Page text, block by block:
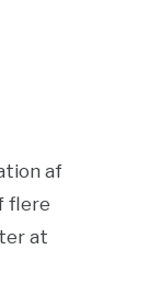
af
flere
at